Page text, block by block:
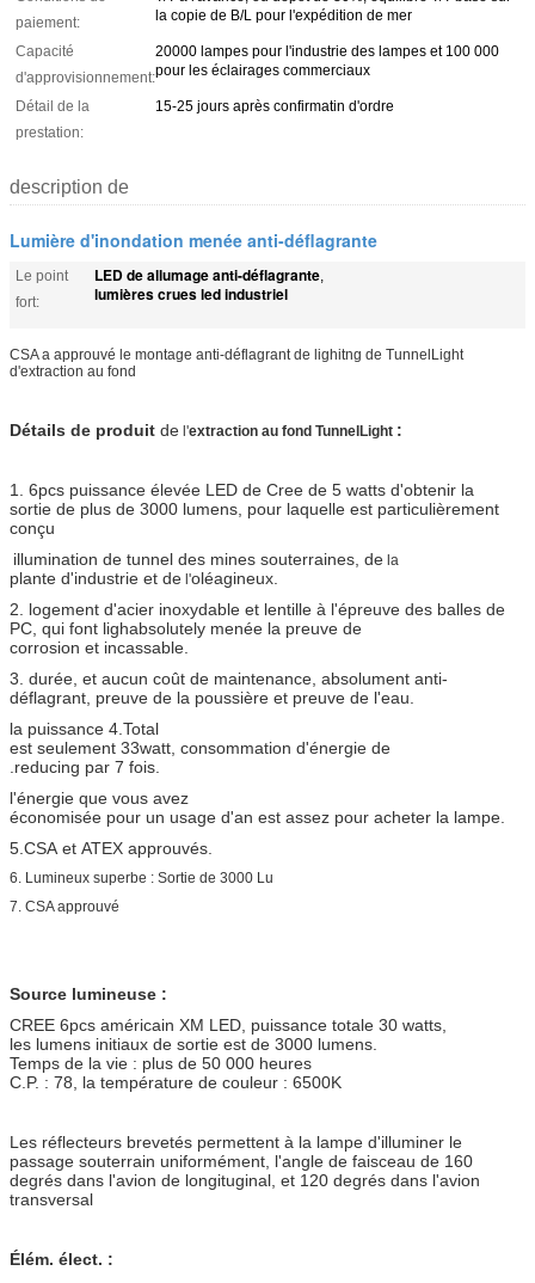
paiement:
la copie de B/L pour l'expédition de mer
Capacité
d'approvisionnement:
20000 lampes pour l'industrie des lampes et 100 000
pour les éclairages commerciaux
Détail de la
prestation:
15-25 jours après confirmatin d'ordre
description de
Lumière d'inondation menée anti-déflagrante
Le point
fort:
LED de allumage anti-déflagrante,
lumières crues led industriel
CSA a approuvé le montage anti-déflagrant de lighitng de TunnelLight
d'extraction au fond
Détails de produit de l'extraction au fond TunnelLight :
1. 6pcs puissance élevée LED de Cree de 5 watts d'obtenir la
sortie de plus de 3000 lumens, pour laquelle est particulièrement
conçu
illumination de tunnel des mines souterraines, de la
plante d'industrie et de l'oléagineux.
2. logement d'acier inoxydable et lentille à l'épreuve des balles de
PC, qui font lighabsolutely menée la preuve de
corrosion et incassable.
3. durée, et aucun coût de maintenance, absolument anti-
déflagrant, preuve de la poussière et preuve de l'eau.
la puissance 4.Total
est seulement 33watt, consommation d'énergie de
.reducing par 7 fois.
l'énergie que vous avez
économisée pour un usage d'an est assez pour acheter la lampe.
5.CSA et ATEX approuvés.
6. Lumineux superbe : Sortie de 3000 Lu
7. CSA approuvé
Source lumineuse :
CREE 6pcs américain XM LED, puissance totale 30 watts,
les lumens initiaux de sortie est de 3000 lumens.
Temps de la vie : plus de 50 000 heures
C.P. : 78, la température de couleur : 6500K
Les réflecteurs brevetés permettent à la lampe d'illuminer le
passage souterrain uniformément, l'angle de faisceau de 160
degrés dans l'avion de longituginal, et 120 degrés dans l'avion
transversal
Élém. élect. :